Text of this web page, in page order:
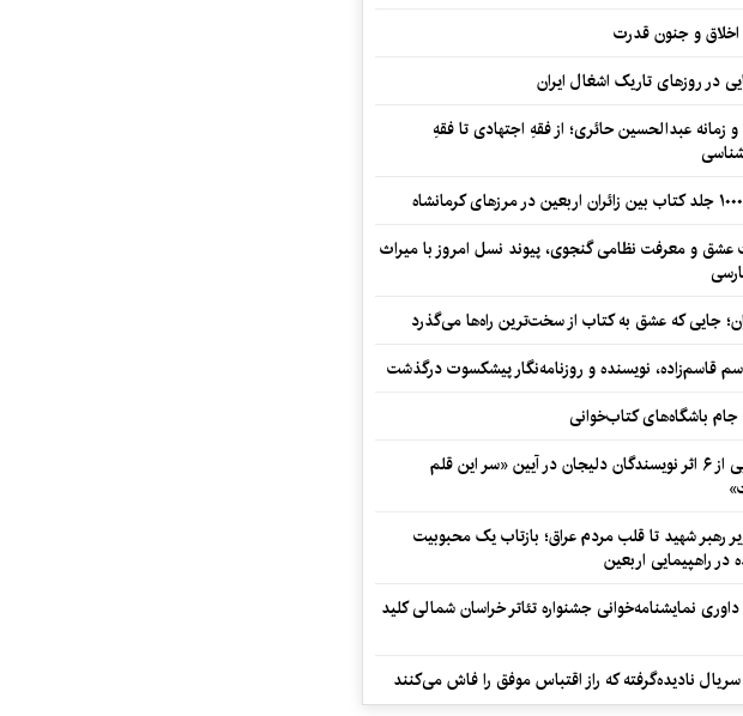
اخلاق و جنون قدرت
در روزهای تاریک اشغال ایران
زمانه عبدالحسین حائری؛ از فقهِ اجتهادی تا فقهِ
عشق و معرفت نظامی گنجوی، پیوند نسل امروز با میراث
جایی که عشق به کتاب از سخت‌ترین راه‌ها می‌گذرد
قاسم‌زاده، نویسنده و روزنامه‌نگار پیشکسوت درگذشت
جام باشگاه‌های کتاب‌خوانی
رونمایی از ۶ اثر نویسندگان دلیجان در آیین «سر این قلم
رهبر شهید تا قلب مردم عراق؛ بازتاب یک محبوبیت
در راهپیمایی اربعین
نمایشنامه‌خوانی جشنواره تئاتر خراسان شمالی کلید
نادیده‌گرفته که راز اقتباس موفق را فاش می‌کنند